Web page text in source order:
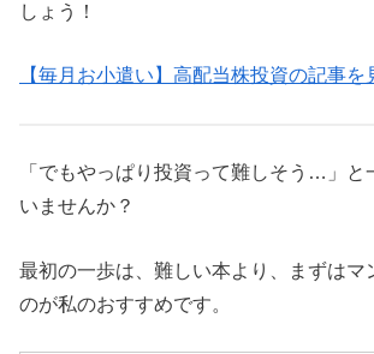
しょう！
【毎月お小遣い】高配当株投資の記事を
「でもやっぱり投資って難しそう…」と
いませんか？
最初の一歩は、難しい本より、まずはマ
のが私のおすすめです。